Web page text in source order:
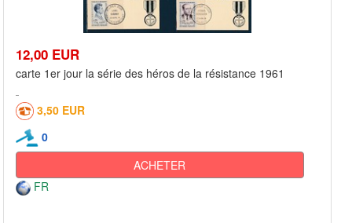
12,00 EUR
carte 1er jour la série des héros de la résistance 1961
3,50 EUR
0
ACHETER
FR